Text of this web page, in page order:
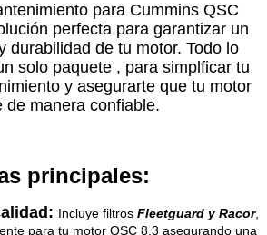
para Cummins QSC
perfecta para garantizar un
durabilidad de tu motor. Todo lo
solo paquete , para simplficar tu
y asegurarte que tu motor
de manera confiable.
principales:
Incluye filtros Fleetguard y Racor,
para tu motor QSC 8.3 asegurando una